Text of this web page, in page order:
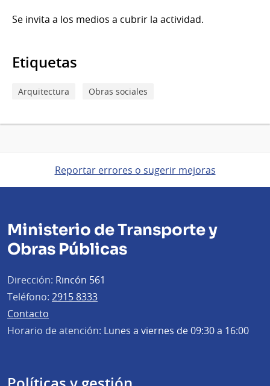
Se invita a los medios a cubrir la actividad.
Etiquetas
Arquitectura Obras sociales
Reportar errores o sugerir mejoras
Ministerio de Transporte y
Obras Públicas
Dirección: Rincón 561
Teléfono: 2915 8333
Contacto
Horario de atención: Lunes a viernes de 09:30 a 16:00